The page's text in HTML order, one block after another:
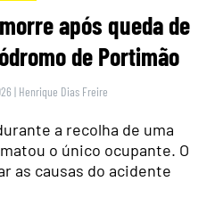
após queda de
de Portimão
| Henrique Dias Freire
a recolha de uma
o único ocupante. O
as causas do acidente